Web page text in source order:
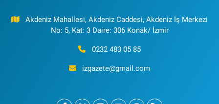
Akdeniz Mahallesi, Akdeniz Caddesi, Akdeniz İş Merkezi
No: 5, Kat: 3 Daire: 306 Konak/ İzmir
0232 483 05 85
izgazete@gmail.com